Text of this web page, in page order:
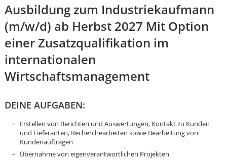
Ausbildung zum Industriekaufmann
(m/w/d) ab Herbst 2027 Mit Option
einer Zusatzqualifikation im
internationalen
Wirtschaftsmanagement
DEINE AUFGABEN:
Erstellen von Berichten und Auswertungen, Kontakt zu Kunden
und Lieferanten, Recherchearbeiten sowie Bearbeitung von
Kundenaufträgen
Übernahme von eigenverantwortlichen Projekten